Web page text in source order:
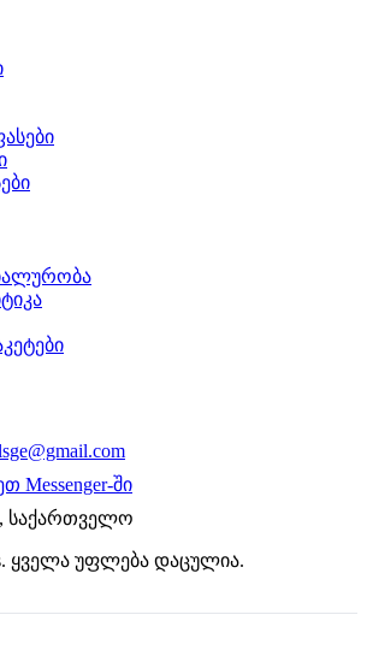
Messenger-ში
საქართველო
ყველა უფლება დაცულია.